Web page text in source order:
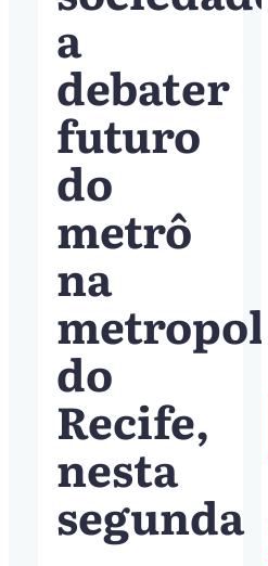
a
debater
futuro
do
metrô
na
do
Recife,
nesta
segunda